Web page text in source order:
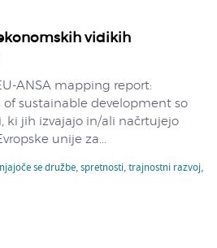
vidikih
ANSA mapping report:
of sustainable development so
ki jih izvajajo in/ali načrtujejo
unije za...
se družbe,spretnosti,trajnostni razvoj,